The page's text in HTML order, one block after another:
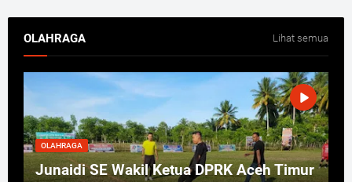
OLAHRAGA Lihat semua
OLAHRAGA
Junaidi SE Wakil Ketua DPRK Aceh Timur